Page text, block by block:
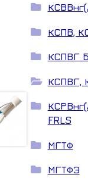
КСПВ,
КСПВГ
КСПВГ,
FRLS
МГТФ
МГТФЭ